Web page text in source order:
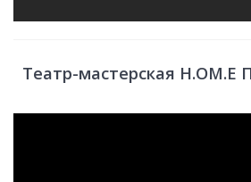
Театр-мастерская H.OM.E